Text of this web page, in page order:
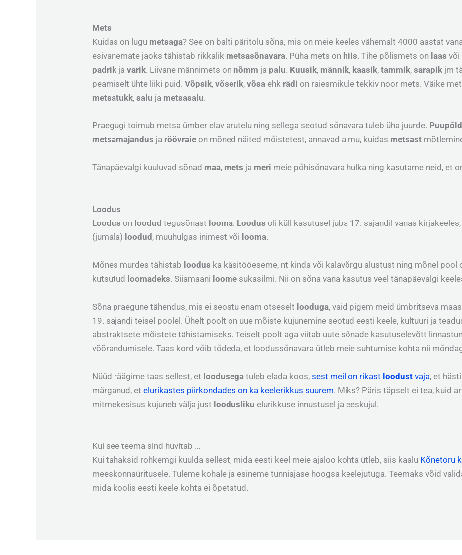
Mets
Kuidas on lugu metsaga? See on balti päritolu sõna, mis on meie keeles vähemalt 4000 aastat
esivanemate jaoks tähistab rikkalik metsasõnavara. Püha mets on hiis. Tihe põlismets on laasvõi
padrik javarik. Liivane männimets on nõmm ja palu. Kuusik, männik, kaasik,tammik,sarapik jm
peamiselt ühte liiki puid.Võpsik,võserik,võsaehk rädion raiesmikule tekkiv noor mets. Väike
metsatukk,salu ja metsasalu.
Praegugi toimub metsa ümber elav arutelu ning sellega seotud sõnavara tuleb üha juurde. Puupõld
metsamajandus ja röövraieon mõned näited mõistetest, annavad aimu, kuidas metsast
Tänapäevalgi kuuluvad sõnad maa, mets ja meri meie põhisõnavara hulka ning kasutame neid, et
Loodus
Looduson loodudtegusõnast looma. Loodusoli küll kasutusel juba 17. sajandil vanas
(jumala) loodud, muuhulgas inimest või looma.
Mõnes murdes tähistab loodus ka käsitööeseme, nt kinda või kalavõrgu alustust ning mõnel pool
kutsutud loomadeks. Siiamaani loome sukasilmi. Nii on sõna vana kasutus veel tänapäevalgi
Sõna praegune tähendus, mis ei seostu enam otseselt looduga, vaid pigem meid ümbritseva
19. sajandi teisel poolel. Ühelt poolt on uue mõiste kujunemine seotud eesti keele, kultuuri ja
abstraktsete mõistete tähistamiseks. Teiselt poolt aga viitab uute sõnade kasutuselevõtt
võõrandumisele. Taas kord võib tõdeda, et loodussõnavara ütleb meie suhtumise kohta nii
Nüüd räägime taas sellest, et loodusegatuleb elada koos,sest meil on rikast loodustvaja, et
märganud, etelurikastes piirkondades on ka keelerikkus suurem. Miks? Päris täpselt ei tea, kuid
mitmekesisus kujuneb välja just looduslikuelurikkuse innustusel ja eeskujul.
Kui see teema sind huvitab …
Kui tahaksid rohkemgi kuulda sellest, mida eesti keel meie ajaloo kohta ütleb, siis kaalu Kõnetoru
meeskonnaüritusele. Tuleme kohale ja esineme tunniajase hoogsa keelejutuga. Teemaks võid
mida koolis eesti keele kohta ei õpetatud.